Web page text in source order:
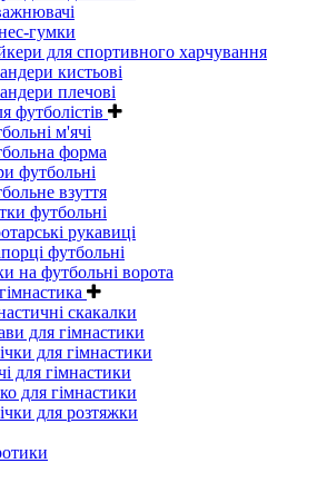
гумки
для спортивного харчування
кистьові
плечові
футболістів
м'ячі
форма
футбольні
взуття
футбольні
рукавиці
футбольні
на футбольні ворота
скакалки
для гімнастики
для гімнастики
для гімнастики
для гімнастики
для розтяжки